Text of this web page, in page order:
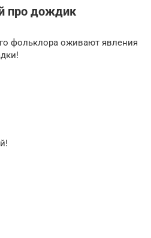
про дождик
фольклора оживают явления